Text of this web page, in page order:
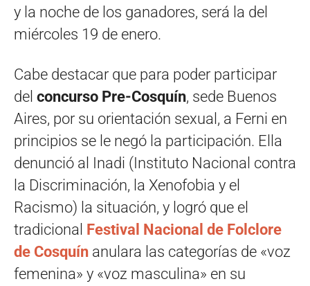
y la noche de los ganadores, será la del
miércoles 19 de enero.
Cabe destacar que para poder participar
del concurso Pre-Cosquín, sede Buenos
Aires, por su orientación sexual, a Ferni en
principios se le negó la participación. Ella
denunció al Inadi (Instituto Nacional contra
la Discriminación, la Xenofobia y el
Racismo) la situación, y logró que el
tradicional Festival Nacional de Folclore
de Cosquín anulara las categorías de «voz
femenina» y «voz masculina» en su